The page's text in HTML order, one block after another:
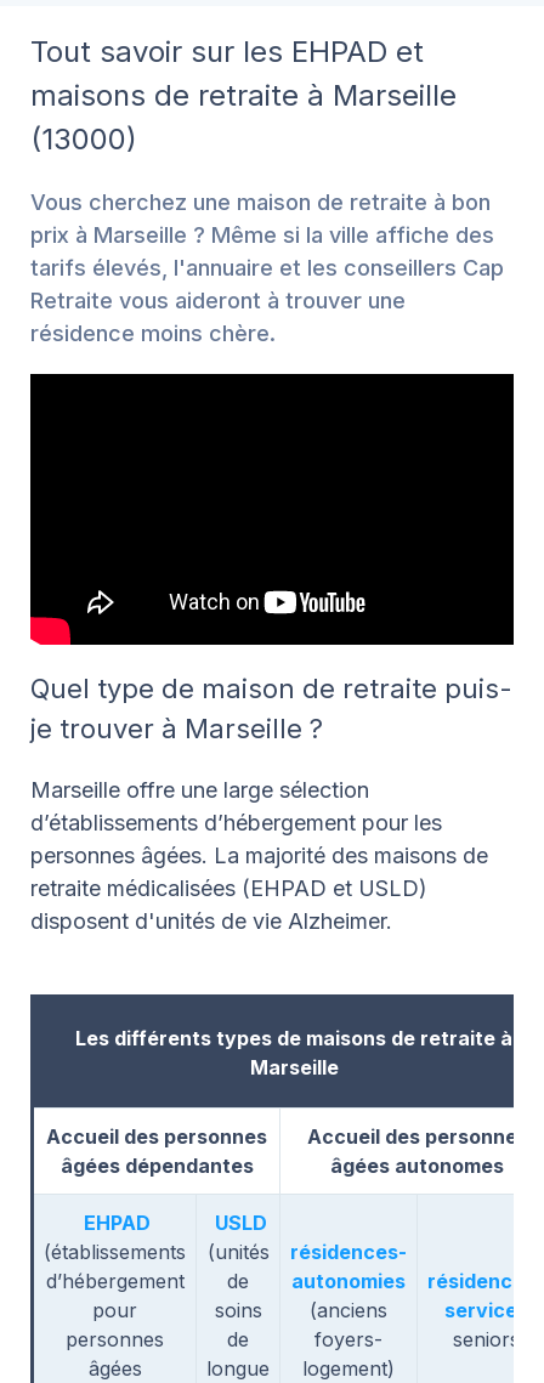
Tout savoir sur les EHPAD et
maisons de retraite à Marseille
(13000)
Vous cherchez une maison de retraite à bon
prix à Marseille ? Même si la ville affiche des
tarifs élevés, l'annuaire et les conseillers Cap
Retraite vous aideront à trouver une
résidence moins chère.
Quel type de maison de retraite puis-
je trouver à Marseille ?
Marseille offre une large sélection
d’établissements d’hébergement pour les
personnes âgées. La majorité des maisons de
retraite médicalisées (EHPAD et USLD)
disposent d'unités de vie Alzheimer.
Les différents types de maisons de retraite à
Marseille
Accueil des personnes
âgées dépendantes
Accueil des personnes
âgées autonomes
EHPAD
(établissements
d’hébergement
pour
personnes
âgées
USLD
(unités
de
soins
de
longue
résidences-
autonomies
(anciens
foyers-
logement)
résidences-
services
seniors